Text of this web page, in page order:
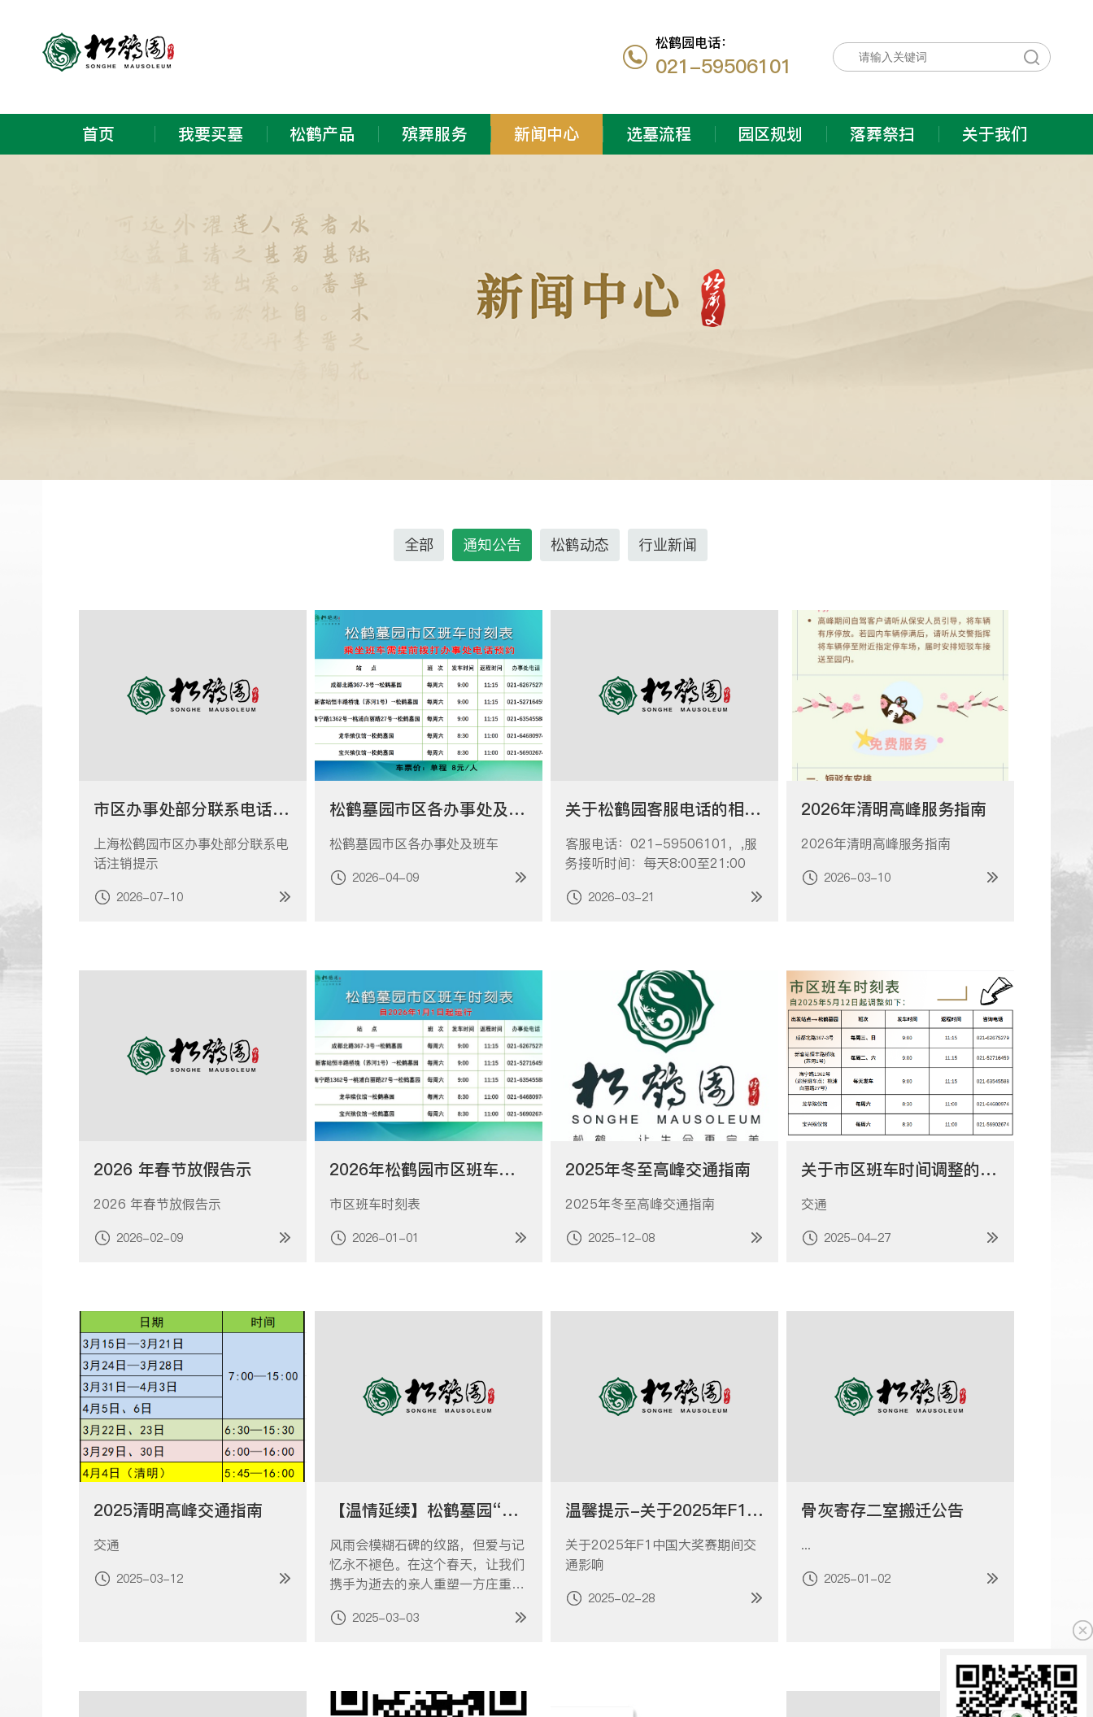
松鹤园电话：
021-59506101
首页 我要买墓 松鹤产品 殡葬服务 新闻中心 选墓流程 园区规划 落葬祭扫 关于我们
全部 通知公告 松鹤动态 行业新闻
市区办事处部分联系电话注销提示
上海松鹤园市区办事处部分联系电
话注销提示
2026-07-10
松鹤墓园市区各办事处及班车
松鹤墓园市区各办事处及班车
2026-04-09
关于松鹤园客服电话的相关公告
客服电话：021-59506101，,服
务接听时间：每天8:00至21:00
2026-03-21
2026年清明高峰服务指南
2026年清明高峰服务指南
2026-03-10
2026 年春节放假告示
2026 年春节放假告示
2026-02-09
2026年松鹤园市区班车调整通知（班车时刻表）
市区班车时刻表
2026-01-01
2025年冬至高峰交通指南
2025年冬至高峰交通指南
2025-12-08
关于市区班车时间调整的通知
交通
2025-04-27
2025清明高峰交通指南
交通
2025-03-12
【温情延续】松鹤墓园“旧墓新生”活动暖心开启
风雨会模糊石碑的纹路，但爱与记
忆永不褪色。在这个春天，让我们
携手为逝去的亲人重塑一方庄重雅
代代延续。
2025-03-03
温馨提示-关于2025年F1中国大奖赛期间交通影响
关于2025年F1中国大奖赛期间交
通影响
2025-02-28
骨灰寄存二室搬迁公告
...
2025-01-02